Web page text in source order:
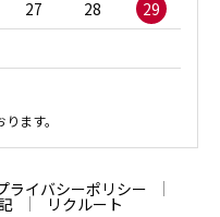
27 28
29
ます。
ライバシーポリシー
リクルート